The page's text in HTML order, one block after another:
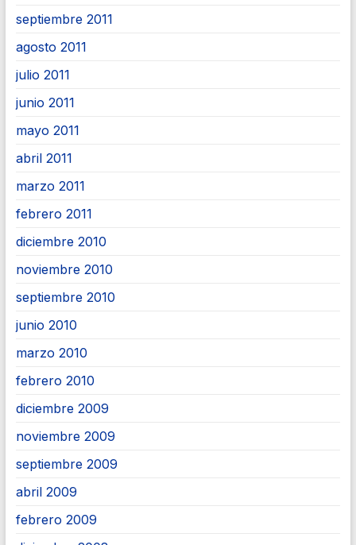
septiembre 2011
agosto 2011
julio 2011
junio 2011
mayo 2011
abril 2011
marzo 2011
febrero 2011
diciembre 2010
noviembre 2010
septiembre 2010
junio 2010
marzo 2010
febrero 2010
diciembre 2009
noviembre 2009
septiembre 2009
abril 2009
febrero 2009